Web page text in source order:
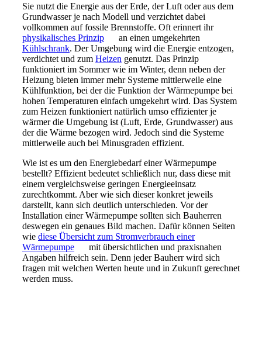
Sie nutzt die Energie aus der Erde, der Luft oder aus dem
Grundwasser je nach Modell und verzichtet dabei
vollkommen auf fossile Brennstoffe. Oft erinnert ihr
physikalisches Prinzip
an einen umgekehrten
Kühlschrank. Der Umgebung wird die Energie entzogen,
verdichtet und zum Heizen genutzt. Das Prinzip
funktioniert im Sommer wie im Winter, denn neben der
Heizung bieten immer mehr Systeme mittlerweile eine
Kühlfunktion, bei der die Funktion der Wärmepumpe bei
hohen Temperaturen einfach umgekehrt wird. Das System
zum Heizen funktioniert natürlich umso effizienter je
wärmer die Umgebung ist (Luft, Erde, Grundwasser) aus
der die Wärme bezogen wird. Jedoch sind die Systeme
mittlerweile auch bei Minusgraden effizient.
Wie ist es um den Energiebedarf einer Wärmepumpe
bestellt? Effizient bedeutet schließlich nur, dass diese mit
einem vergleichsweise geringen Energieeinsatz
zurechtkommt. Aber wie sich dieser konkret jeweils
darstellt, kann sich deutlich unterschieden. Vor der
Installation einer Wärmepumpe sollten sich Bauherren
deswegen ein genaues Bild machen. Dafür können Seiten
wie diese Übersicht zum Stromverbrauch einer
Wärmepumpe
mit übersichtlichen und praxisnahen
Angaben hilfreich sein. Denn jeder Bauherr wird sich
fragen mit welchen Werten heute und in Zukunft gerechnet
werden muss.